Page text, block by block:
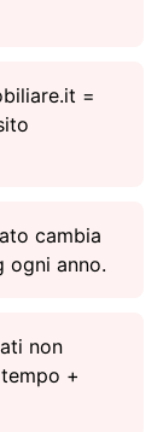
=
cambia
ogni anno.
non
+